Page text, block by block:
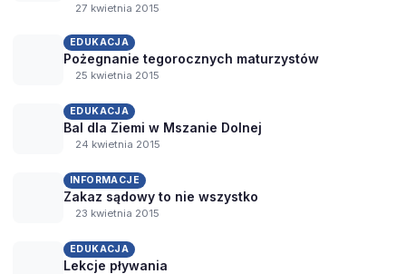
27 kwietnia 2015
EDUKACJA
Pożegnanie tegorocznych maturzystów
25 kwietnia 2015
EDUKACJA
Bal dla Ziemi w Mszanie Dolnej
24 kwietnia 2015
INFORMACJE
Zakaz sądowy to nie wszystko
23 kwietnia 2015
EDUKACJA
Lekcje pływania